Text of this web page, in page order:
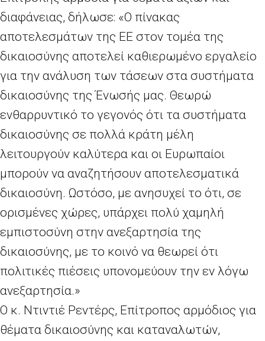
διαφάνειας, δήλωσε: «Ο πίνακας
αποτελεσμάτων της ΕΕ στον τομέα της
δικαιοσύνης αποτελεί καθιερωμένο εργαλείο
για την ανάλυση των τάσεων στα συστήματα
δικαιοσύνης της Ένωσής μας. Θεωρώ
ενθαρρυντικό το γεγονός ότι τα συστήματα
δικαιοσύνης σε πολλά κράτη μέλη
λειτουργούν καλύτερα και οι Ευρωπαίοι
μπορούν να αναζητήσουν αποτελεσματικά
δικαιοσύνη. Ωστόσο, με ανησυχεί το ότι, σε
ορισμένες χώρες, υπάρχει πολύ χαμηλή
εμπιστοσύνη στην ανεξαρτησία της
δικαιοσύνης, με το κοινό να θεωρεί ότι
πολιτικές πιέσεις υπονομεύουν την εν λόγω
ανεξαρτησία.»
Ο κ. Ντιντιέ Ρεντέρς, Επίτροπος αρμόδιος για
θέματα δικαιοσύνης και καταναλωτών,